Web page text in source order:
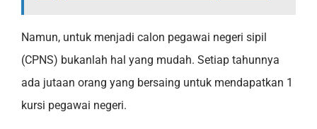
Namun, untuk menjadi calon pegawai negeri sipil
(CPNS) bukanlah hal yang mudah. Setiap tahunnya
ada jutaan orang yang bersaing untuk mendapatkan 1
kursi pegawai negeri.